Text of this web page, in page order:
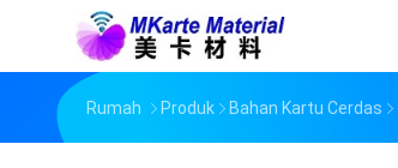
Rumah Produk Bahan Kartu Cerdas